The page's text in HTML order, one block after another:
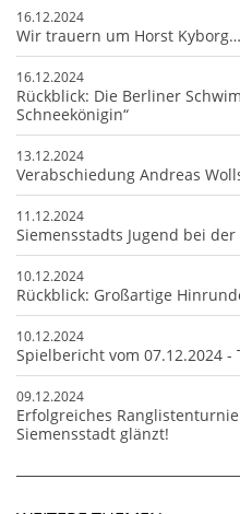
16.12.2024
Wir trauern um Horst Kyborg…
16.12.2024
Rückblick: Die Berliner
Schneekönigin“
13.12.2024
Verabschiedung Andreas
11.12.2024
Siemensstadts Jugend bei der
10.12.2024
Rückblick: Großartige
10.12.2024
Spielbericht vom 07.12.2024 -
09.12.2024
Erfolgreiches
Siemensstadt glänzt!